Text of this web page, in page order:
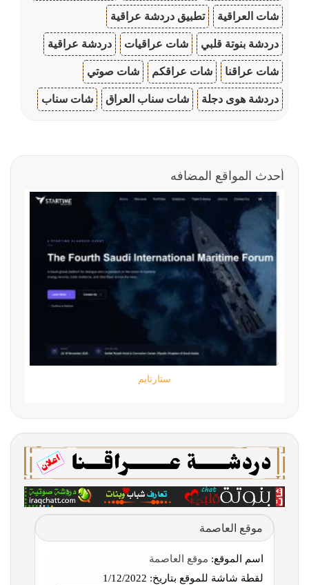
شات العراقية تطبيق دردشة عراقية
دردشة بنوتة قلبي شات عراقيات دردشة عراقية
شات عراقنا شات عراقكم شات صوتي
دردشة هوى دجلة شات سناب العراق شات سناب
أحدث المواقع المضافه
ستارتايم
موقع العاصمة
اسم الموقع: موقع العاصمة
لقطة شاشة للموقع بتاريخ: